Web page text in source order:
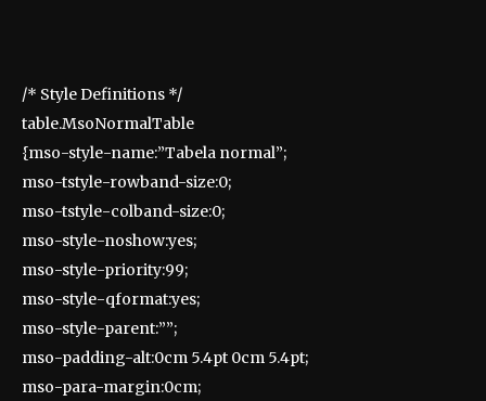
/* Style Definitions */
table.MsoNormalTable
{mso-style-name:”Tabela normal”;
mso-tstyle-rowband-size:0;
mso-tstyle-colband-size:0;
mso-style-noshow:yes;
mso-style-priority:99;
mso-style-qformat:yes;
mso-style-parent:””;
mso-padding-alt:0cm 5.4pt 0cm 5.4pt;
mso-para-margin:0cm;